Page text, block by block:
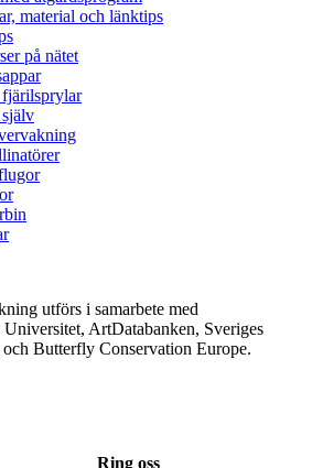
material och länktips
på nätet
utförs i samarbete med
ArtDatabanken, Sveriges
Butterfly Conservation Europe.
Ring oss